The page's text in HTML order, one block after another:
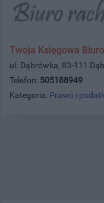
Twoja Księgowa
ul. Dąbrówka, 83-111
Telefon: 505188949
Kategoria: Prawo i